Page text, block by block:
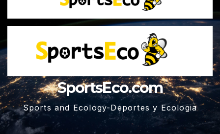
SportsEco.com
Sports and Ecology-Deportes y Ecologia